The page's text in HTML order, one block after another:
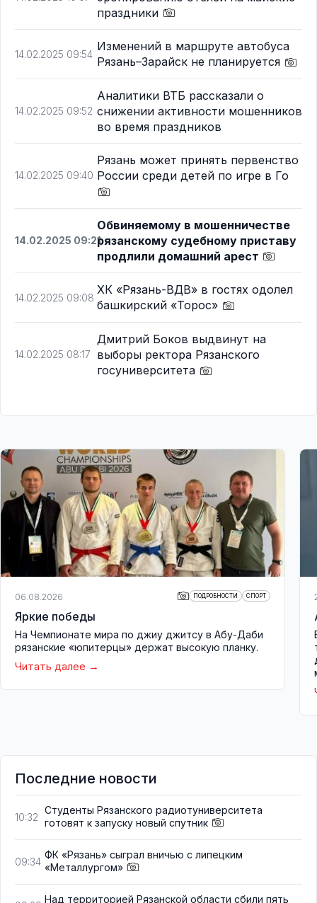
праздники
14.02.2025 09:54
Изменений в маршруте автобуса
Рязань–Зарайск не планируется
14.02.2025 09:52
Аналитики ВТБ рассказали о
снижении активности мошенников
во время праздников
14.02.2025 09:40
Рязань может принять первенство
России среди детей по игре в Го
14.02.2025 09:21
Обвиняемому в мошенничестве
рязанскому судебному приставу
продлили домашний арест
14.02.2025 09:08
ХК «Рязань-ВДВ» в гостях одолел
башкирский «Торос»
14.02.2025 08:17
Дмитрий Боков выдвинут на
выборы ректора Рязанского
госуниверситета
06.08.2026 ПОДРОБНОСТИ СПОРТ
Яркие победы
На Чемпионате мира по джиу джитсу в Абу-Даби
рязанские «юпитерцы» держат высокую планку.
Читать далее
Последние новости
10:32
Студенты Рязанского радиотуниверситета
готовят к запуску новый спутник
09:34
ФК «Рязань» сыграл вничью с липецким
«Металлургом»
Над территорией Рязанской области сбили пять